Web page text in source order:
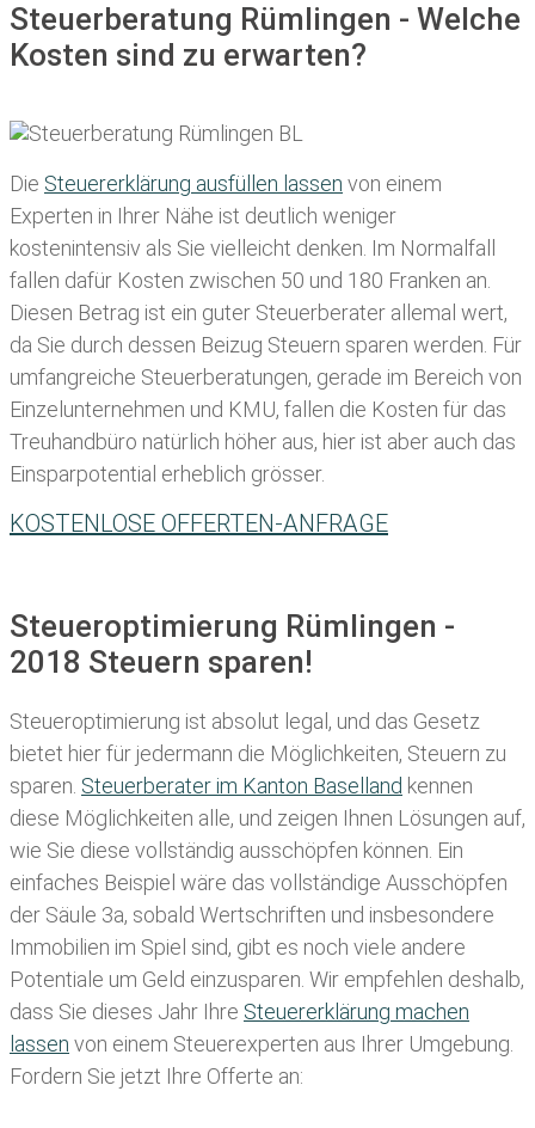
Steuerberatung Rümlingen - Welche
Kosten sind zu erwarten?
Die Steuererklärung ausfüllen lassen von einem
Experten in Ihrer Nähe ist deutlich weniger
kostenintensiv als Sie vielleicht denken. Im Normalfall
fallen dafür Kosten zwischen 50 und 180 Franken an.
Diesen Betrag ist ein guter Steuerberater allemal wert,
da Sie durch dessen Beizug Steuern sparen werden. Für
umfangreiche Steuerberatungen, gerade im Bereich von
Einzelunternehmen und KMU, fallen die Kosten für das
Treuhandbüro natürlich höher aus, hier ist aber auch das
Einsparpotential erheblich grösser.
KOSTENLOSE OFFERTEN-ANFRAGE
Steueroptimierung Rümlingen -
2018 Steuern sparen!
Steueroptimierung ist absolut legal, und das Gesetz
bietet hier für jedermann die Möglichkeiten, Steuern zu
sparen. Steuerberater im K anton Baselland kennen
diese Möglichkeiten alle, und zeigen Ihnen Lösungen auf,
wie Sie diese vollständig ausschöpfen können. Ein
einfaches Beispiel wäre das vollständige Ausschöpfen
der Säule 3a, sobald Wertschriften und insbesondere
Immobilien im Spiel sind, gibt es noch viele andere
Potentiale um Geld einzusparen. Wir empfehlen deshalb,
dass Sie dieses Jahr Ihre Steuererklärung machen
lassen von einem Steuerexperten aus Ihrer Umgebung.
Fordern Sie jetzt Ihre Offerte an: